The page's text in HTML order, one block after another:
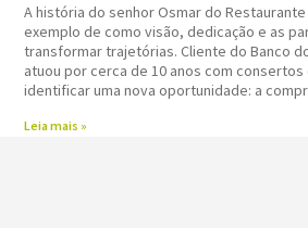
A história do senhor Osmar do Restaurante
exemplo de como visão, dedicação e as
transformar trajetórias. Cliente do Banco
atuou por cerca de 10 anos com
identificar uma nova oportunidade: a
Leia mais »